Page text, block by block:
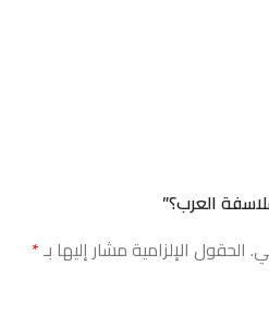
العرب؟”
الحقول الإلزامية مشار إليها بـ*